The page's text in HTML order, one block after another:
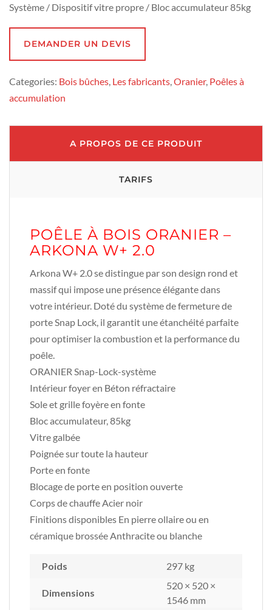
Système / Dispositif vitre propre / Bloc accumulateur 85kg
DEMANDER UN DEVIS
Categories: Bois bûches Les fabricants Oranier, Poêles à
accumulation
A PROPOS DE CE PRODUIT
TARIFS
POÊLE À BOIS ORANIER –
ARKONA W+ 2.0
Arkona W+ 2.0 se distingue par son design rond et
massif qui impose une présence élégante dans
votre intérieur. Doté du système de fermeture de
porte Snap Lock, il garantit une étanchéité parfaite
pour optimiser la combustion et la performance du
poêle.
ORANIER Snap-Lock-système
Intérieur foyer en Béton réfractaire
Sole et grille foyère en fonte
Bloc accumulateur, 85kg
Vitre galbée
Poignée sur toute la hauteur
Porte en fonte
Blocage de porte en position ouverte
Corps de chauffe Acier noir
Finitions disponibles En pierre ollaire ou en
céramique brossée Anthracite ou blanche
Poids 297 kg
Dimensions
520 × 520 ×
1546 mm